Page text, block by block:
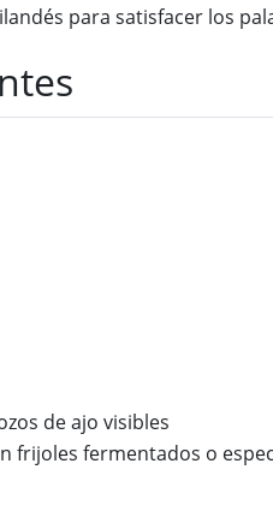
para satisfacer los
de ajo visibles
frijoles fermentados o